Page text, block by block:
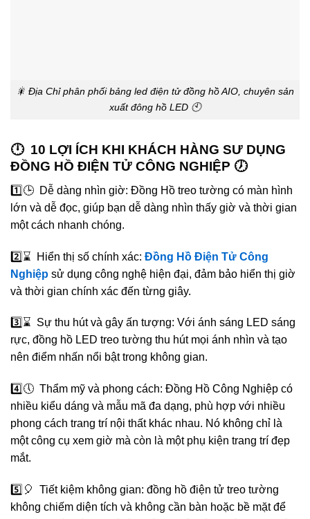
🎇 Địa Chỉ phân phối bảng led điện tử đồng hồ AIO, chuyên sản
xuất đông hồ LED 🕙
🕛 10 LỢI ÍCH KHI KHÁCH HÀNG SƯ DỤNG
ĐỒNG HỒ ĐIỆN TỬ CÔNG NGHIỆP 🕖
1️⃣🕒 Dễ dàng nhìn giờ: Đồng Hồ treo tường có màn hình
lớn và dễ đọc, giúp bạn dễ dàng nhìn thấy giờ và thời gian
một cách nhanh chóng.
2️⃣⌛️ Hiển thị số chính xác: Đồng Hồ Điện Tử Công
Nghiệp sử dụng công nghệ hiện đại, đảm bảo hiển thị giờ
và thời gian chính xác đến từng giây.
3️⃣⌛️ Sự thu hút và gây ấn tượng: Với ánh sáng LED sáng
rực, đồng hồ LED treo tường thu hút mọi ánh nhìn và tạo
nên điểm nhấn nổi bật trong không gian.
4️⃣🕔 Thẩm mỹ và phong cách: Đồng Hồ Công Nghiệp có
nhiều kiểu dáng và mẫu mã đa dạng, phù hợp với nhiều
phong cách trang trí nội thất khác nhau. Nó không chỉ là
một công cụ xem giờ mà còn là một phụ kiện trang trí đẹp
mắt.
5️⃣🎈 Tiết kiệm không gian: đồng hồ điện tử treo tường
không chiếm diện tích và không cần bàn hoặc bề mặt để